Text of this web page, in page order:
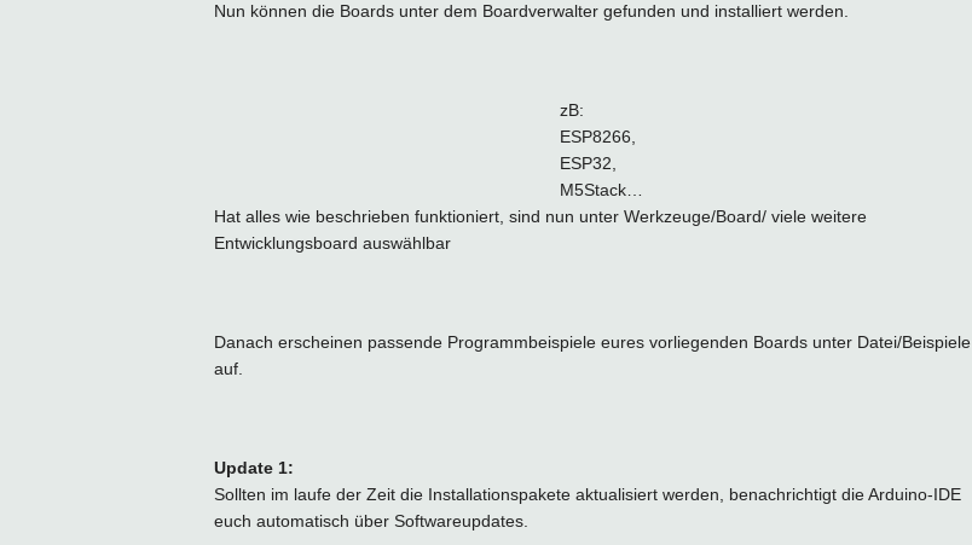
Nun können die Boards unter dem Boardverwalter gefunden und installiert werden.
zB:
ESP8266,
ESP32,
M5Stack…
Hat alles wie beschrieben funktioniert, sind nun unter Werkzeuge/Board/ viele weitere
Entwicklungsboard auswählbar
Danach erscheinen passende Programmbeispiele eures vorliegenden Boards unter Datei/Beispiele
auf.
Update 1:
Sollten im laufe der Zeit die Installationspakete aktualisiert werden, benachrichtigt die Arduino-IDE
euch automatisch über Softwareupdates.